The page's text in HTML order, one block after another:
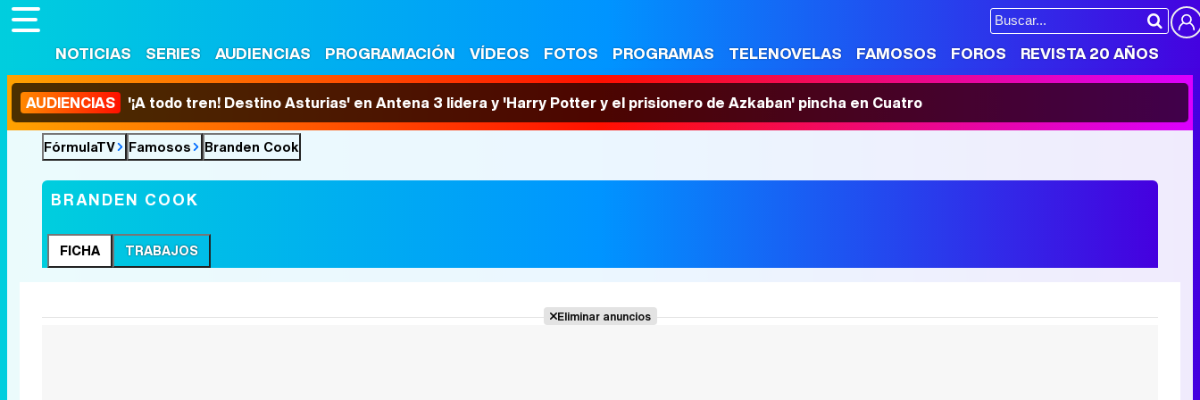
NOTICIAS SERIES AUDIENCIAS PROGRAMACIÓN VÍDEOS FOTOS PROGRAMAS TELENOVELAS FAMOSOS FOROS REVISTA 20 AÑOS
AUDIENCIAS '¡A todo tren! Destino Asturias' en Antena 3 lidera y 'Harry Potter y el prisionero de Azkaban' pincha en Cuatro
FórmulaTV Famosos Branden Cook
BRANDEN COOK
FICHA TRABAJOS
Eliminar anuncios